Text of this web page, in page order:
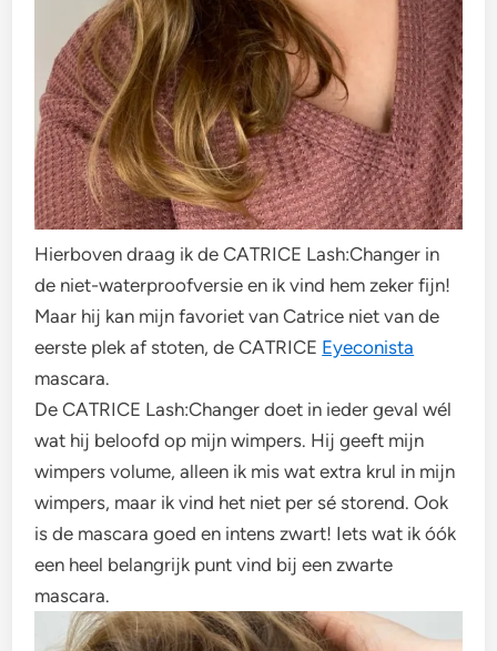
Hierboven draag ik de CATRICE Lash:Changer in
de niet-waterproofversie en ik vind hem zeker fijn!
Maar hij kan mijn favoriet van Catrice niet van de
eerste plek af stoten, de CATRICE Eyeconista
mascara.
De CATRICE Lash:Changer doet in ieder geval wél
wat hij beloofd op mijn wimpers. Hij geeft mijn
wimpers volume, alleen ik mis wat extra krul in mijn
wimpers, maar ik vind het niet per sé storend. Ook
is de mascara goed en intens zwart! Iets wat ik óók
een heel belangrijk punt vind bij een zwarte
mascara.